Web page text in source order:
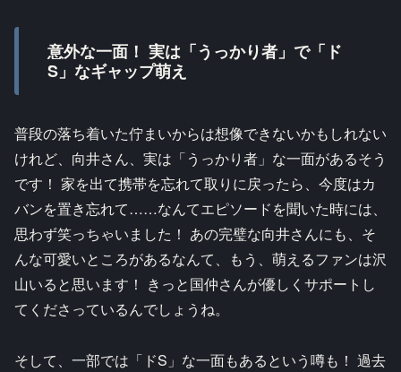
意外な一面！ 実は「うっかり者」で「ド
S」なギャップ萌え
普段の落ち着いた佇まいからは想像できないかもしれない
けれど、向井さん、実は「うっかり者」な一面があるそう
です！ 家を出て携帯を忘れて取りに戻ったら、今度はカ
バンを置き忘れて……なんてエピソードを聞いた時には、
思わず笑っちゃいました！ あの完璧な向井さんにも、そ
んな可愛いところがあるなんて、もう、萌えるファンは沢
山いると思います！ きっと国仲さんが優しくサポートし
てくださっているんでしょうね。
そして、一部では「ドS」な一面もあるという噂も！ 過去